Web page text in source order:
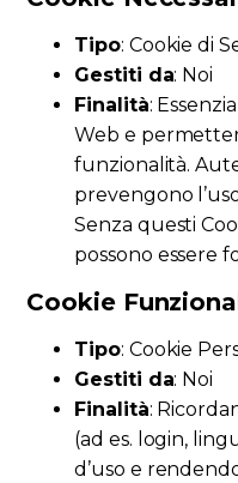
Tipo: Cookie di
Gestiti da: Noi
Finalità:
Web e
funzionalità.
prevengono
Senza questi
possono essere
Cookie
Tipo: Cookie
Gestiti da: Noi
Finalità:
(ad es. login,
d’uso e